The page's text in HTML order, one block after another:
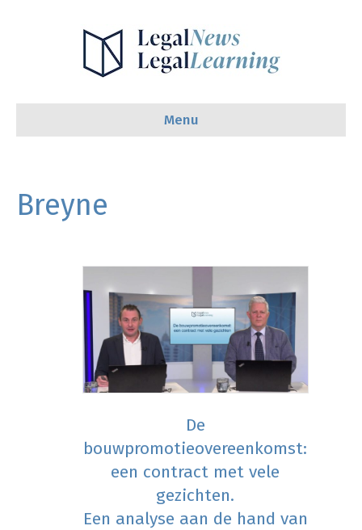
Menu
Breyne
De
bouwpromotieovereenkomst:
een contract met vele
gezichten.
Een analyse aan de hand van